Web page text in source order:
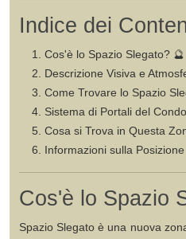
Indice dei
Cos'è lo Spazio Slegato? 🔮
Descrizione Visiva e
Come Trovare lo Spazio
Sistema di Portali del
Cosa si Trova in Questa
Informazioni sulla Posizione
Cos'è lo Spazio
Spazio Slegato è una nuova